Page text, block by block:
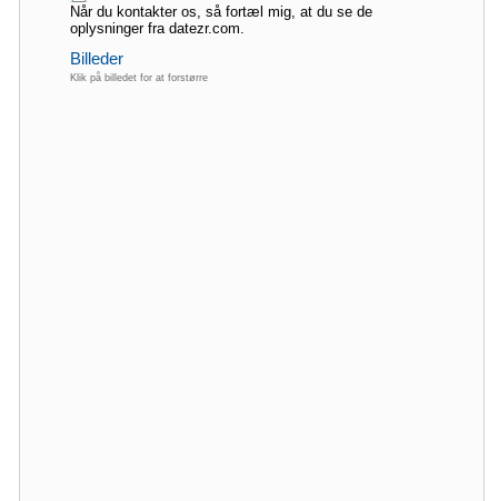
Når du kontakter os, så fortæl mig, at du se de
oplysninger fra datezr.com.
Billeder
Klik på billedet for at forstørre